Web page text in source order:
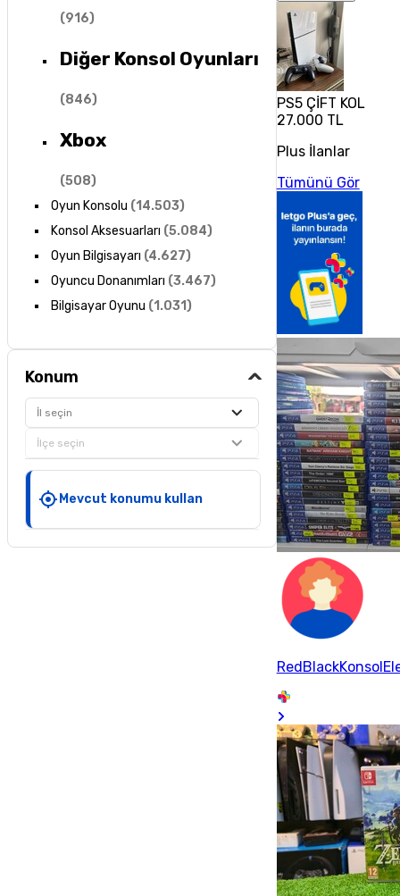
(916)
Diğer Konsol Oyunları
(846)
Xbox
(508)
Oyun Konsolu (14.503)
Konsol Aksesuarları (5.084)
Oyun Bilgisayarı (4.627)
Oyuncu Donanımları (3.467)
Bilgisayar Oyunu (1.031)
Konum
İl seçin
İlçe seçin
Mevcut konumu kullan
PS5 ÇİFT KOL
27.000 TL
Plus İlanlar
Tümünü Gör